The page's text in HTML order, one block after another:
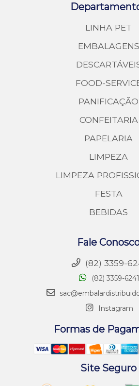
LINHA PET
EMBALAGENS
FOOD-
PANIFICAÇÃO
CONFEITARIA
PAPELARIA
LIMPEZA
LIMPEZA
FESTA
BEBIDAS
Fale
(82) 3359-
(82) 3359-6241
Instagram
Formas de
Site Seguro